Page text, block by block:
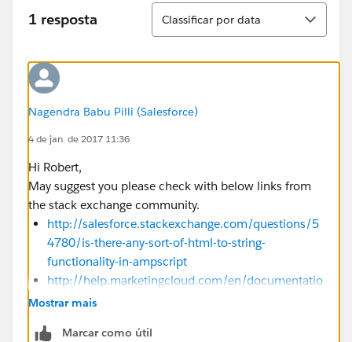
1 resposta
Classificar
Classificar por data
Nagendra Babu Pilli (Salesforce)
4 de jan. de 2017 11:36
Hi Robert,
May suggest you please check with below links from
the stack exchange community.
http://salesforce.stackexchange.com/questions/5
4780/is-there-any-sort-of-html-to-string-
functionality-in-ampscript
http://help.marketingcloud.com/en/documentatio
n/ampscript/ampscript_syntax_guide/content_am
Mostrar mais
Marcar como útil